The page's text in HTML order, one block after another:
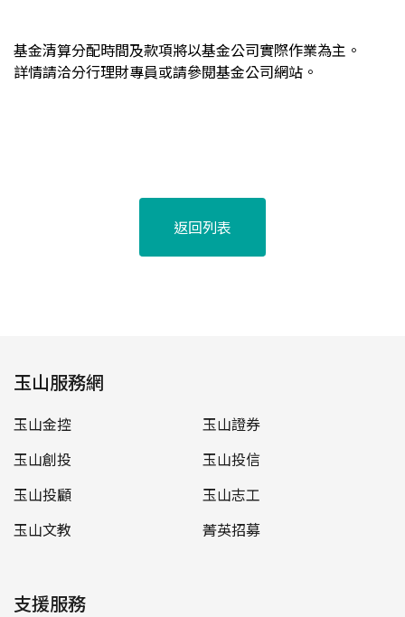
基金清算分配時間及款項將以基金公司實際作業為主。
詳情請洽分行理財專員或請參閱基金公司網站。
返回列表
玉山服務網
玉山金控
玉山證券
玉山創投
玉山投信
玉山投顧
玉山志工
玉山文教
菁英招募
支援服務